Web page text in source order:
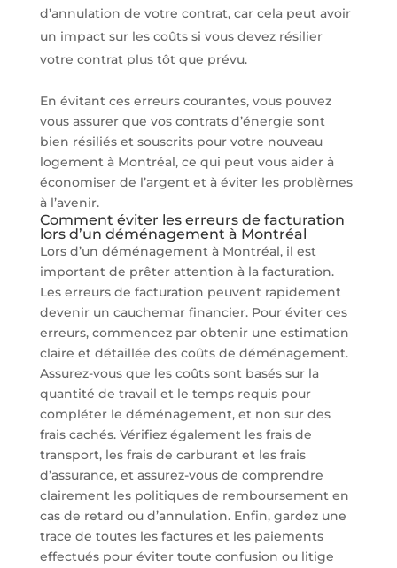
d’annulation de votre contrat, car cela peut avoir
un impact sur les coûts si vous devez résilier
votre contrat plus tôt que prévu.
En évitant ces erreurs courantes, vous pouvez
vous assurer que vos contrats d’énergie sont
bien résiliés et souscrits pour votre nouveau
logement à Montréal, ce qui peut vous aider à
économiser de l’argent et à éviter les problèmes
à l’avenir.
Comment éviter les erreurs de facturation
lors d’un déménagement à Montréal
Lors d’un déménagement à Montréal, il est
important de prêter attention à la facturation.
Les erreurs de facturation peuvent rapidement
devenir un cauchemar financier. Pour éviter ces
erreurs, commencez par obtenir une estimation
claire et détaillée des coûts de déménagement.
Assurez-vous que les coûts sont basés sur la
quantité de travail et le temps requis pour
compléter le déménagement, et non sur des
frais cachés. Vérifiez également les frais de
transport, les frais de carburant et les frais
d’assurance, et assurez-vous de comprendre
clairement les politiques de remboursement en
cas de retard ou d’annulation. Enfin, gardez une
trace de toutes les factures et les paiements
effectués pour éviter toute confusion ou litige